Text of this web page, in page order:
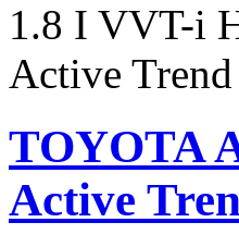
TOYOTA
Active